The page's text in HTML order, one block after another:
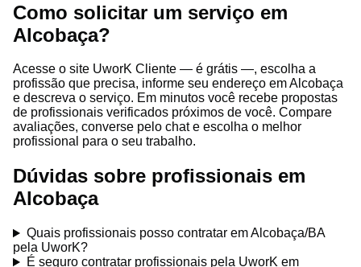
Como solicitar um serviço em
Alcobaça?
Acesse o site UworK Cliente — é grátis —, escolha a
profissão que precisa, informe seu endereço em Alcobaça
e descreva o serviço. Em minutos você recebe propostas
de profissionais verificados próximos de você. Compare
avaliações, converse pelo chat e escolha o melhor
profissional para o seu trabalho.
Dúvidas sobre profissionais em
Alcobaça
Quais profissionais posso contratar em Alcobaça/BA
pela UworK?
É seguro contratar profissionais pela UworK em